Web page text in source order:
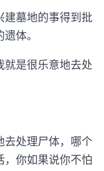
墓地的事得到批
体。
是很乐意地去处
处理尸体，哪个
，你如果说你不怕